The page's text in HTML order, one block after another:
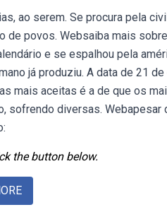
ao serem. Se procura pela
povos. Websaiba mais
e se espalhou pela
já produziu. A data de 21
mais aceitas é a de que os
sofrendo diversas. Webapesar
the button below.